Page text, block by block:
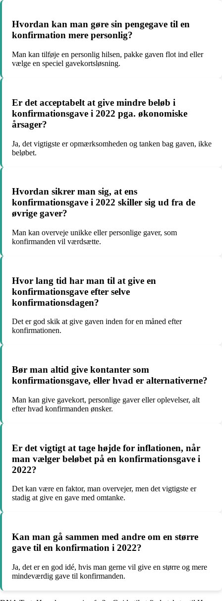
Hvordan kan man gøre sin pengegave til en
konfirmation mere personlig?
Man kan tilføje en personlig hilsen, pakke gaven flot ind eller
vælge en speciel gavekortsløsning.
Er det acceptabelt at give mindre beløb i
konfirmationsgave i 2022 pga. økonomiske
årsager?
Ja, det vigtigste er opmærksomheden og tanken bag gaven, ikke
beløbet.
Hvordan sikrer man sig, at ens
konfirmationsgave i 2022 skiller sig ud fra de
øvrige gaver?
Man kan overveje unikke eller personlige gaver, som
konfirmanden vil værdsætte.
Hvor lang tid har man til at give en
konfirmationsgave efter selve
konfirmationsdagen?
Det er god skik at give gaven inden for en måned efter
konfirmationen.
Bør man altid give kontanter som
konfirmationsgave, eller hvad er alternativerne?
Man kan give gavekort, personlige gaver eller oplevelser, alt
efter hvad konfirmanden ønsker.
Er det vigtigt at tage højde for inflationen, når
man vælger beløbet på en konfirmationsgave i
2022?
Det kan være en faktor, man overvejer, men det vigtigste er
stadig at give en gave med omtanke.
Kan man gå sammen med andre om en større
gave til en konfirmation i 2022?
Ja, det er en god idé, hvis man gerne vil give en større og mere
mindeværdig gave til konfirmanden.